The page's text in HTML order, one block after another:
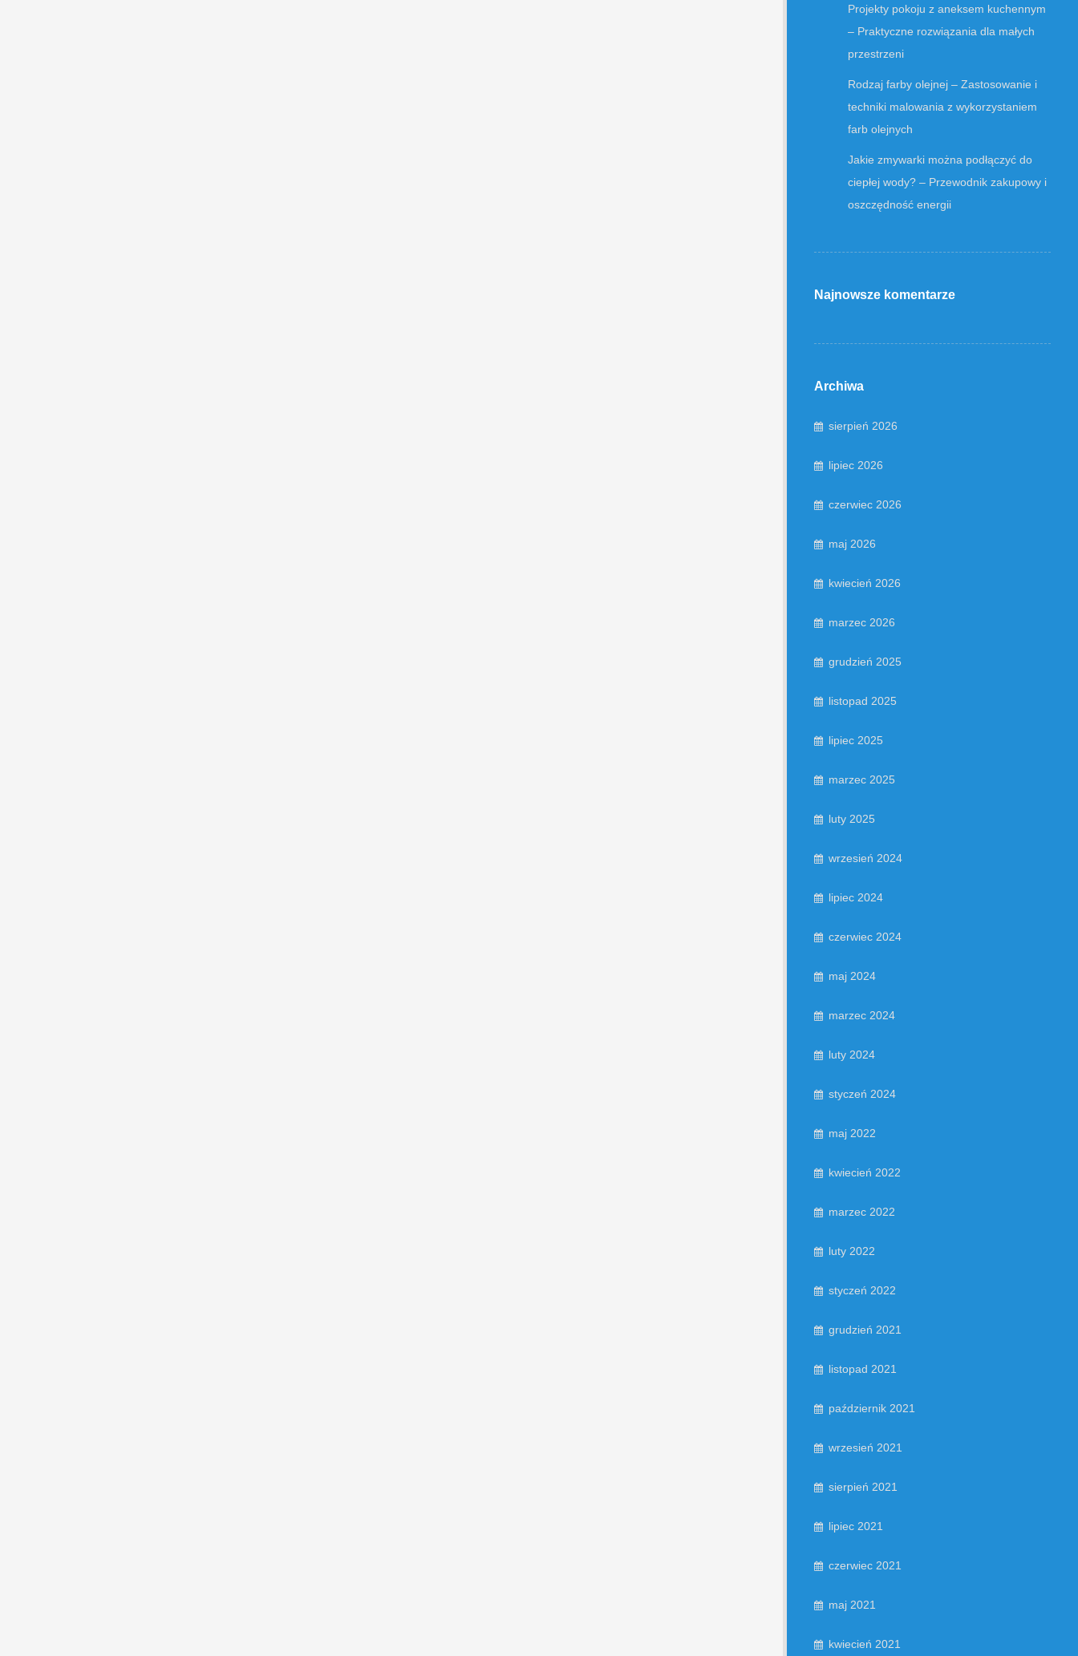
Projekty pokoju z aneksem kuchennym
– Praktyczne rozwiązania dla małych
przestrzeni
Rodzaj farby olejnej – Zastosowanie i
techniki malowania z wykorzystaniem
farb olejnych
Jakie zmywarki można podłączyć do
ciepłej wody? – Przewodnik zakupowy i
oszczędność energii
Najnowsze komentarze
Archiwa
sierpień 2026
lipiec 2026
czerwiec 2026
maj 2026
kwiecień 2026
marzec 2026
grudzień 2025
listopad 2025
lipiec 2025
marzec 2025
luty 2025
wrzesień 2024
lipiec 2024
czerwiec 2024
maj 2024
marzec 2024
luty 2024
styczeń 2024
maj 2022
kwiecień 2022
marzec 2022
luty 2022
styczeń 2022
grudzień 2021
listopad 2021
październik 2021
wrzesień 2021
sierpień 2021
lipiec 2021
czerwiec 2021
maj 2021
kwiecień 2021